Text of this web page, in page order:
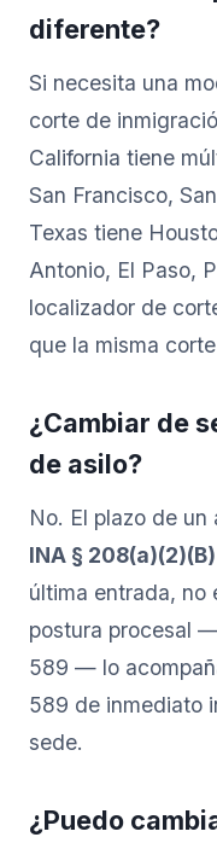
diferente?
Si necesita una
corte de
California tiene
San Francisco,
Texas tiene
Antonio, El Paso,
localizador de
que la misma
¿Cambiar de
de asilo?
No. El plazo de un
INA § 208(a)(2)(B)
última entrada, no
postura procesal
589 — lo
589 de inmediato
sede.
¿Puedo